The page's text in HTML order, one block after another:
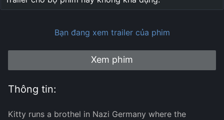
Bạn đang xem trailer của phim
Xem phim
Thông tin:
Kitty runs a brothel in Nazi Germany where the